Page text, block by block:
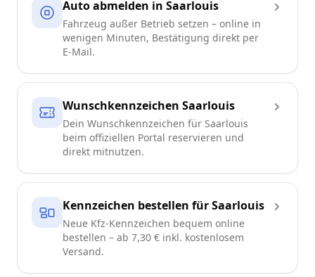
Auto abmelden in Saarlouis
Fahrzeug außer Betrieb setzen – online in
wenigen Minuten, Bestätigung direkt per
E-Mail.
Wunschkennzeichen Saarlouis
Dein Wunschkennzeichen für Saarlouis
beim offiziellen Portal reservieren und
direkt mitnutzen.
Kennzeichen bestellen für Saarlouis
Neue Kfz-Kennzeichen bequem online
bestellen – ab 7,30 € inkl. kostenlosem
Versand.